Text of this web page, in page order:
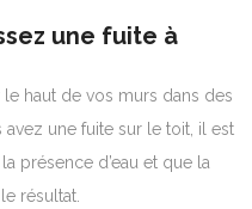
une fuite à
le haut de vos murs dans des
avez une fuite sur le toit, il est
présence d’eau et que la
résultat.